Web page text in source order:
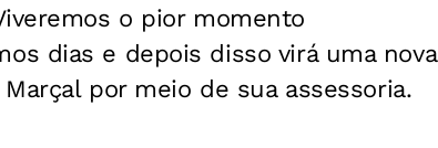
o pior momento
dias e depois disso virá uma nova
por meio de sua assessoria.